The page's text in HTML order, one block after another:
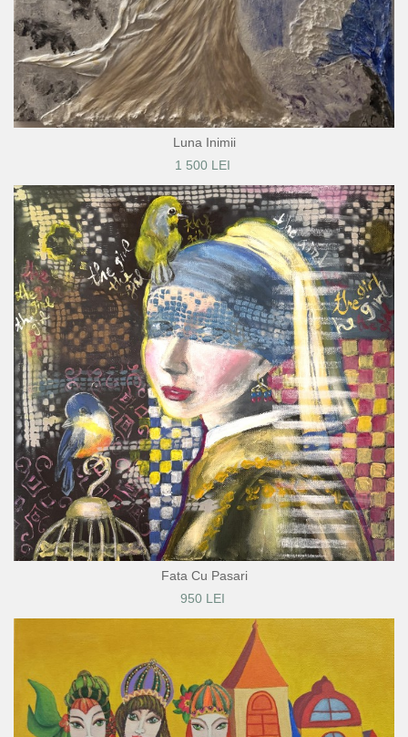
Luna Inimii
1 500 LEI
Fata Cu Pasari
950 LEI